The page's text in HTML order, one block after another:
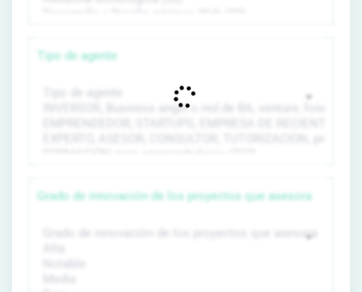
Tipo de agente
Grado de innovación de los proyectos que asesora